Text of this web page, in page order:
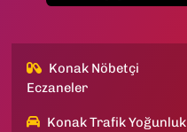
Konak Nöbetçi
Eczaneler
Konak Trafik Yoğunluk